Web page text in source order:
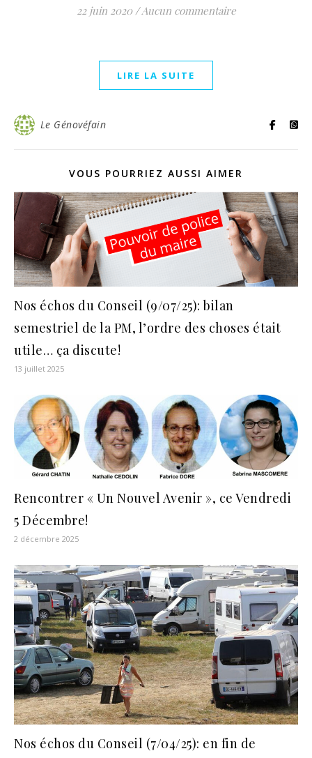
22 juin 2020 / Aucun commentaire
LIRE LA SUITE
Le Génovéfain
VOUS POURRIEZ AUSSI AIMER
Nos échos du Conseil (9/07/25): bilan
semestriel de la PM, l’ordre des choses était
utile… ça discute!
13 juillet 2025
Rencontrer « Un Nouvel Avenir », ce Vendredi
5 Décembre!
2 décembre 2025
Nos échos du Conseil (7/04/25): en fin de